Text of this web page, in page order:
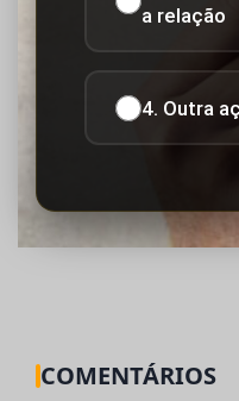
a relação
4. Outra
COMENTÁRIOS